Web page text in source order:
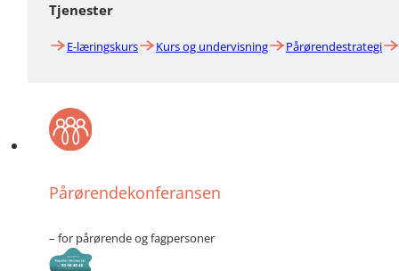
Tjenester
E-læringskurs Kurs og undervisning Pårørendestrategi
Pårørendekonferansen
– for pårørende og fagpersoner